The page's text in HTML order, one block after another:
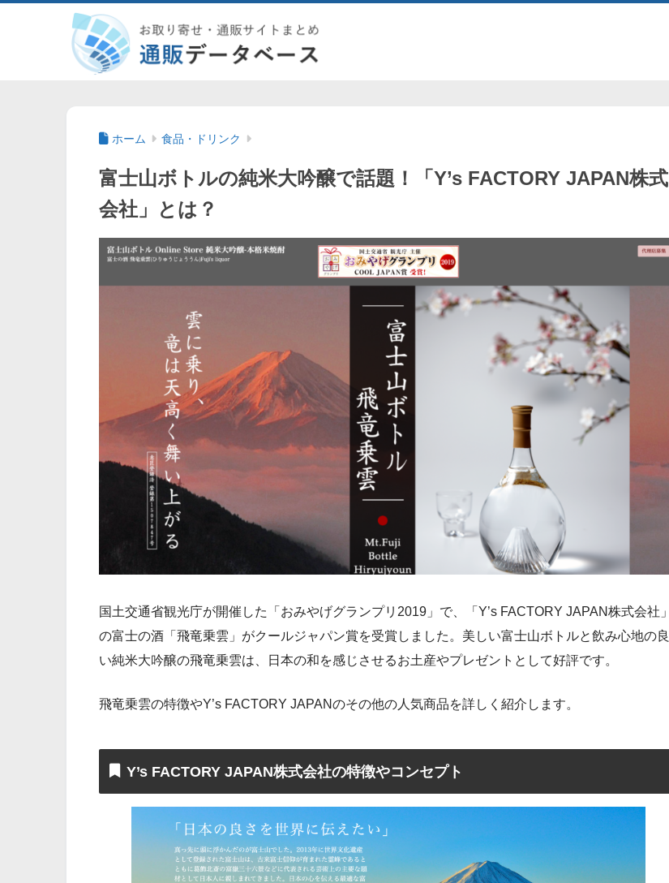
ホーム 食品・ドリンク
富士山ボトルの純米大吟醸で話題！「Y’s FACTORY JAPAN株式
会社」とは？
国土交通省観光庁が開催した「おみやげグランプリ2019」で、「Y’s FACTORY JAPAN株式会社」
の富士の酒「飛竜乗雲」がクールジャパン賞を受賞しました。美しい富士山ボトルと飲み心地の良
い純米大吟醸の飛竜乗雲は、日本の和を感じさせるお土産やプレゼントとして好評です。
飛竜乗雲の特徴やY’s FACTORY JAPANのその他の人気商品を詳しく紹介します。
Y’s FACTORY JAPAN株式会社の特徴やコンセプト